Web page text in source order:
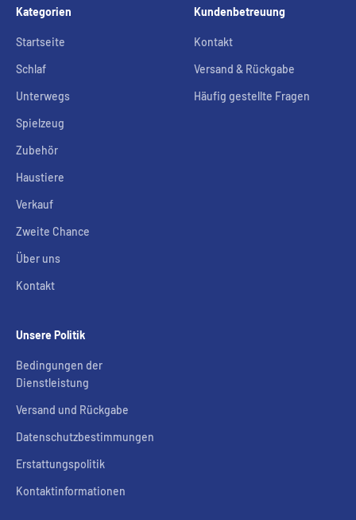
Kategorien
Startseite
Schlaf
Unterwegs
Spielzeug
Zubehör
Haustiere
Verkauf
Zweite Chance
Über uns
Kontakt
Kundenbetreuung
Kontakt
Versand & Rückgabe
Häufig gestellte Fragen
Unsere Politik
Bedingungen der
Dienstleistung
Versand und Rückgabe
Datenschutzbestimmungen
Erstattungspolitik
Kontaktinformationen